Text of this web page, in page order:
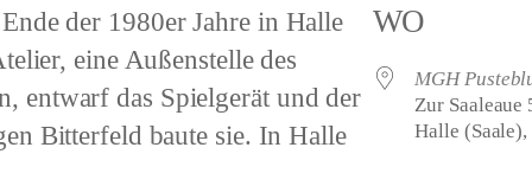
der 1980er Jahre in Halle
eine Außenstelle des
entwarf das Spielgerät und der
Bitterfeld baute sie. In Halle
WO
MGH
Zur Saaleaue
Halle